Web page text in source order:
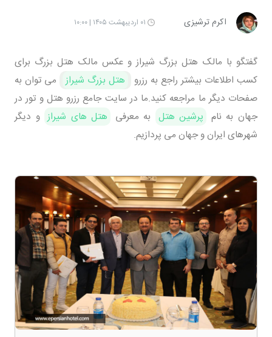
اکرم ترشیزی ۰۱ اردیبهشت ۱۴۰۵ | ۱۰:۰۰
گفتگو با مالک هتل بزرگ شیراز و عکس مالک هتل بزرگ برای
کسب اطلاعات بیشتر راجع به رزرو
هتل بزرگ شیراز
می توان به
صفحات دیگر ما مراجعه کنید.ما در سایت جامع رزرو هتل و تور در
جهان به نام پرشین هتل به معرفی هتل های شیراز و دیگر
شهرهای ایران و جهان می پردازیم.